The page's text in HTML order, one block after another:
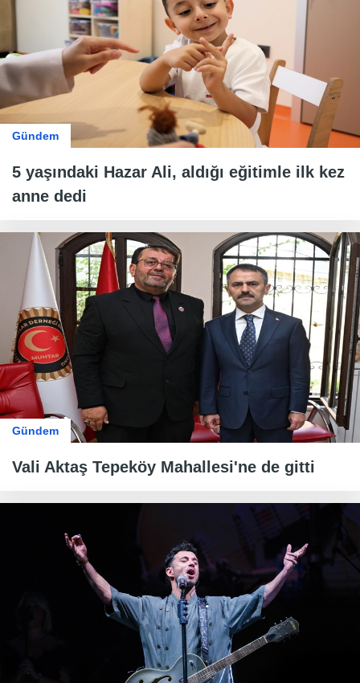
Gündem
5 yaşındaki Hazar Ali, aldığı eğitimle ilk kez
anne dedi
Gündem
Vali Aktaş Tepeköy Mahallesi'ne de gitti